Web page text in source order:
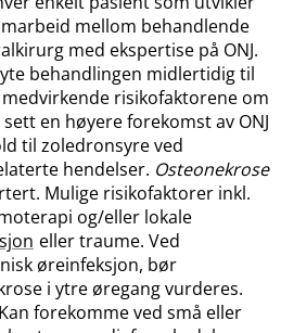
mellom behandlende
med ekspertise på ONJ.
behandlingen midlertidig til
risikofaktorene om
en høyere forekomst av ONJ
til zoledronsyre ved
hendelser. Osteonekrose
Mulige risikofaktorer inkl.
og​/​eller lokale
eller traume. Ved
øreinfeksjon, bør
i ytre øregang vurderes.
forekomme ved små eller